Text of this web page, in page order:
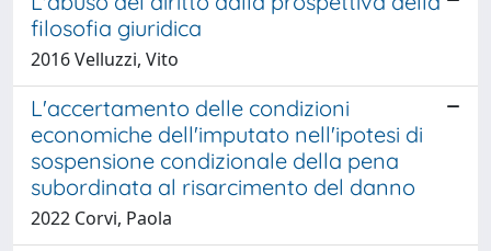
filosofia giuridica
2016 Velluzzi, Vito
L'accertamento delle condizioni
economiche dell'imputato nell'ipotesi di
sospensione condizionale della pena
subordinata al risarcimento del danno
2022 Corvi, Paola